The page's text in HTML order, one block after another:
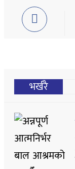
भर्खरै